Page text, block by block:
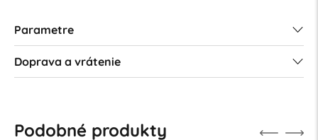
Parametre
Doprava a vrátenie
Podobné produkty